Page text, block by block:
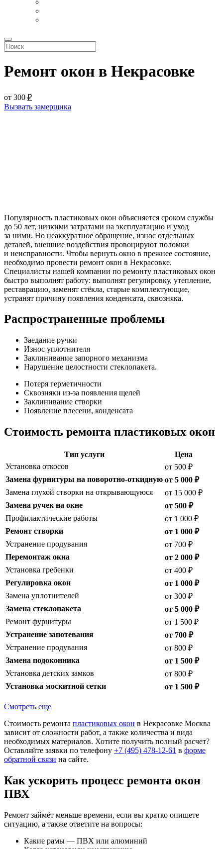
Ремонт окон в Некрасовке
от 300 ₽
Вызвать замерщика
Популярность пластиковых окон объясняется сроком службы
до 50 лет, низкими затратами на эксплуатацию и уход
за ними. Но неаккуратное обращение, износ отдельных
деталей, внешние воздействия провоцируют поломки
и неисправности. Чтобы вернуть окно в прежнее состояние,
необходимо провести ремонт окон в Некрасовке.
Специалисты нашей компании по ремонту пластиковых окон
быстро выполнят работу: выполнят регулировку, утепление,
реставрацию, заменят стёкла, старые комплектующие,
устранят причину появления конденсата, сквозняка.
Распространенные проблемы
Заедание ручки
Износ уплотнителя
Заклинивание запорного механизма
Нарушение целостности стеклопакета.
Потеря герметичности
Сквозняки из-за появления щелей
Заклинивание створки
Появление плесени, конденсата
Стоимость ремонта пластиковых окон
Тип услуги
Цена
Установка откосов
от 500 ₽
Замена фурнитуры на поворотно-откидную от 5 000 ₽
Замена глухой створки на открывающуюся
от 15 000 ₽
Замена ручек на окне
от 500 ₽
Профилактические работы
от 1 000 ₽
Ремонт створки
от 1 000 ₽
Устранение продувания
от 700 ₽
Перемонтаж окна
от 2 000 ₽
Установка гребенки
от 400 ₽
Регулировка окон
от 1 000 ₽
Замена уплотнителей
от 300 ₽
Замена стеклопакета
от 5 000 ₽
Ремонт фурнитуры
от 1 500 ₽
Устранение запотевания
от 700 ₽
Устранение продувания
от 800 ₽
Замена подоконника
от 1 500 ₽
Установка детских замков
от 800 ₽
Установка москитной сетки
от 1 500 ₽
Смотреть еще
Стоимость ремонта пластиковых окон в Некрасовке Москва
зависит от сложности работ, а также количества и вида
необходимых материалов. Хотите получить полный расчет?
Оставляйте заявки по телефону +7 (495) 478-12-61 в форме
обратной связи на сайте.
Как ускорить процесс ремонта окон
ПВХ
Ремонт займёт меньше времени, если вы кратко опишете
ситуацию, а также ответите на вопросы:
Какие рамы — ПВХ или алюминий